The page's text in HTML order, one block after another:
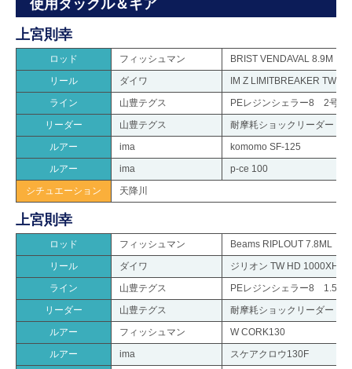
使用タックル＆ギア
上宮則幸
ロッド フィッシュマン
BRIST VENDAVAL 8.9M
リール
ダイワ
IM Z LIMITBREAKER TW
ライン
山豊テグス
PEレジンシェラー8 2号
リーダー
山豊テグス
耐摩耗ショックリーダー 8
ルアー
ima
komomo SF-125
ルアー
ima
p-ce 100
シチュエーション
天降川
上宮則幸
ロッド フィッシュマン
Beams RIPLOUT 7.8ML
リール
ダイワ
ジリオン TW HD 1000XH
ライン
山豊テグス
PEレジンシェラー8 1.5号
リーダー
山豊テグス
耐摩耗ショックリーダー 7
ルアー
フィッシュマン
W CORK130
ルアー
ima スケアクロウ130F